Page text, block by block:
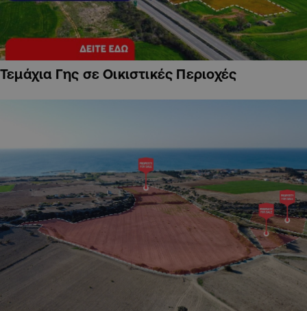
Τεμάχια Γης σε Οικιστικές Περιοχές